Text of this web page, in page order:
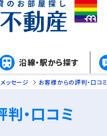
沿線・駅から探す
メッセージ お客様からの評判・口コミ
・口コミ